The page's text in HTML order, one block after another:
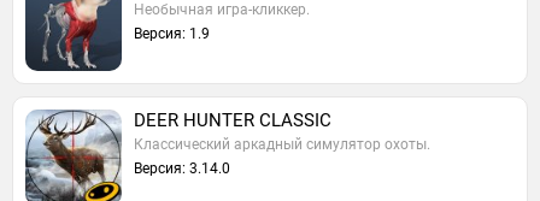
Необычная игра-кликкер.
Версия: 1.9
DEER HUNTER CLASSIC
Классический аркадный симулятор охоты.
Версия: 3.14.0